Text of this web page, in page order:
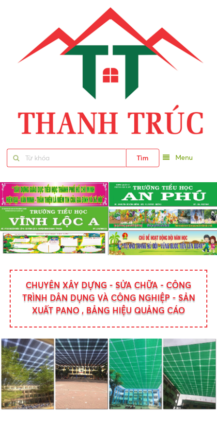
Tìm Menu
CHUYÊN XÂY DỰNG - SỬA CHỮA - CÔNG
TRÌNH DÂN DỤNG VÀ CÔNG NGHIỆP - SẢN
XUẤT PANO , BẢNG HIỆU QUẢNG CÁO